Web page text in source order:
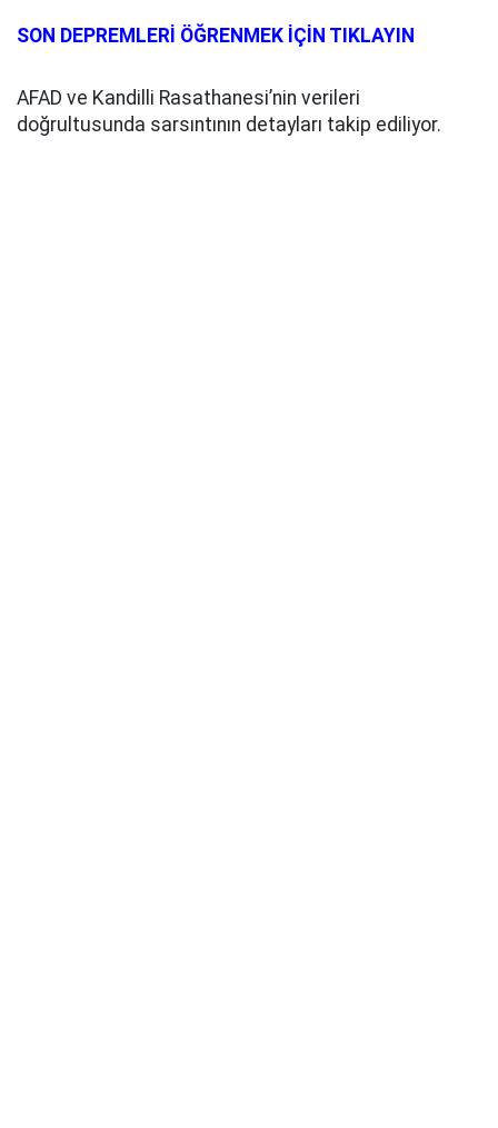
SON DEPREMLERİ ÖĞRENMEK İÇİN TIKLAYIN
AFAD ve Kandilli Rasathanesi’nin verileri
doğrultusunda sarsıntının detayları takip ediliyor.